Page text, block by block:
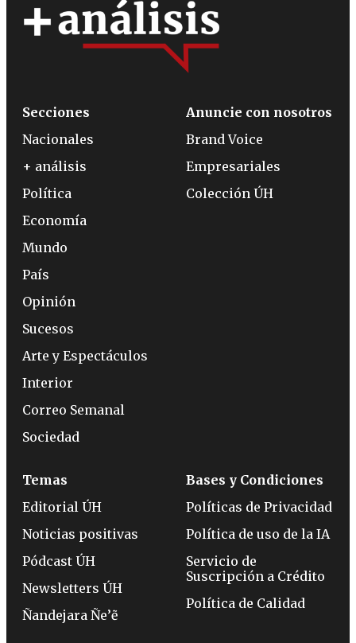
Secciones
Nacionales
+ análisis
Política
Economía
Mundo
País
Opinión
Sucesos
Arte y Espectáculos
Interior
Correo Semanal
Sociedad
Anuncie con nosotros
Brand Voice
Empresariales
Colección ÚH
Temas
Editorial ÚH
Noticias positivas
Pódcast ÚH
Newsletters ÚH
Ñandejara Ñe’ẽ
Bases y Condiciones
Políticas de Privacidad
Política de uso de la IA
Servicio de
Suscripción a Crédito
Política de Calidad